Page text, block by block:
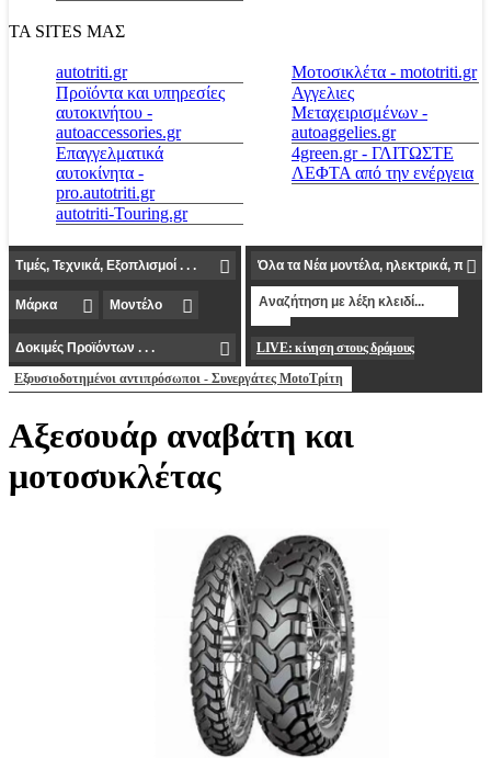
ΤΑ SITES ΜΑΣ
autotriti.gr
Προϊόντα και υπηρεσίες
αυτοκινήτου -
autoaccessories.gr
Επαγγελματικά
αυτοκίνητα -
pro.autotriti.gr
autotriti-Touring.gr
Μοτοσικλέτα - mototriti.gr
Αγγελιες
Μεταχειρισμένων -
autoaggelies.gr
4green.gr - ΓΛΙΤΩΣΤΕ
ΛΕΦΤΑ από την ενέργεια
LIVE: κίνηση στους δρόμους
Εξουσιοδοτημένοι αντιπρόσωποι - Συνεργάτες MotoΤρίτη
Αξεσουάρ αναβάτη και
μοτοσυκλέτας